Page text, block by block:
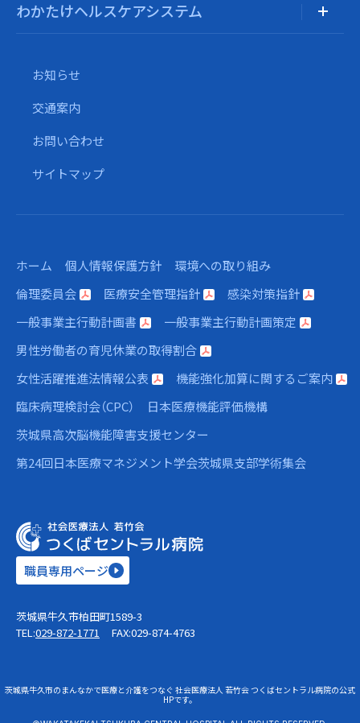
わかたけヘルスケアシステム
お知らせ
交通案内
お問い合わせ
サイトマップ
ホーム 個人情報保護方針
環境への取り組み
倫理委員会
医療安全管理指針
感染対策指針
一般事業主行動計画書
一般事業主行動計画策定
男性労働者の育児休業の取得割合
女性活躍推進法情報公表
機能強化加算に関するご案内
臨床病理検討会（CPC）
日本医療機能評価機構
茨城県高次脳機能障害支援センター
第24回日本医療マネジメント学会茨城県支部学術集会
職員専用ページ
茨城県牛久市柏田町1589-3
TEL:029-872-1771 FAX:029-874-4763
茨城県牛久市のまんなかで医療と介護をつなぐ 社会医療法人 若竹会 つくばセントラル病院の公式
HPです。